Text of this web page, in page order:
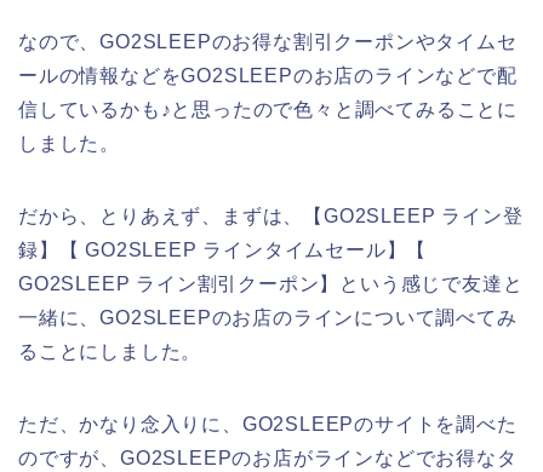
なので、GO2SLEEPのお得な割引クーポンやタイムセ
ールの情報などをGO2SLEEPのお店のラインなどで配
信しているかも♪と思ったので色々と調べてみることに
しました。
だから、とりあえず、まずは、【GO2SLEEP ライン登
録】【 GO2SLEEP ラインタイムセール】【
GO2SLEEP ライン割引クーポン】という感じで友達と
一緒に、GO2SLEEPのお店のラインについて調べてみ
ることにしました。
ただ、かなり念入りに、GO2SLEEPのサイトを調べた
のですが、GO2SLEEPのお店がラインなどでお得なタ